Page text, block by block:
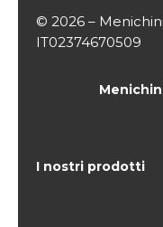
© 2026 –
IT02374670509
I nostri prodotti